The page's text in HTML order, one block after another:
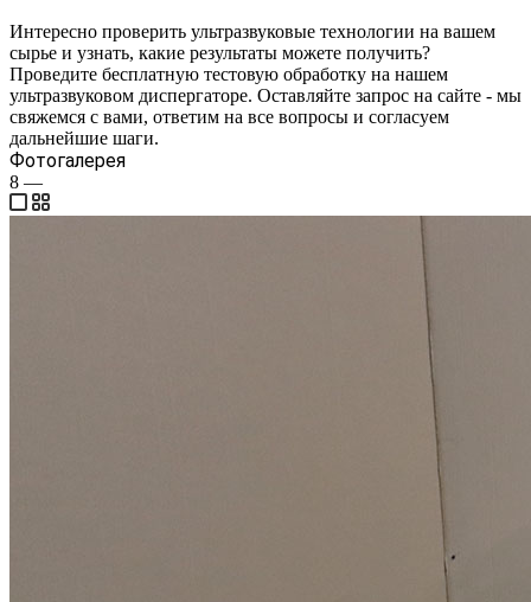
Интересно проверить ультразвуковые технологии на вашем
сырье и узнать, какие результаты можете получить?
Проведите бесплатную тестовую обработку на нашем
ультразвуковом диспергаторе. Оставляйте запрос на сайте - мы
свяжемся с вами, ответим на все вопросы и согласуем
дальнейшие шаги.
Фотогалерея
8 —